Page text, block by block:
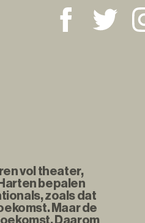
vol theater,
bepalen
zoals dat
Maar de
Daarom